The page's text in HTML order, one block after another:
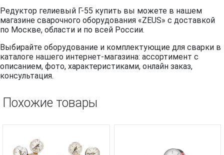
Редуктор гелиевый Г-55 купить вы можете в нашем
магазине сварочного оборудования «ZEUS» с доставкой
по Москве, области и по всей России.
Выбирайте оборудование и комплектующие для сварки в
каталоге нашего интернет-магазина: ассортимент с
описанием, фото, характеристиками, онлайн заказ,
консультация.
Похожие товары